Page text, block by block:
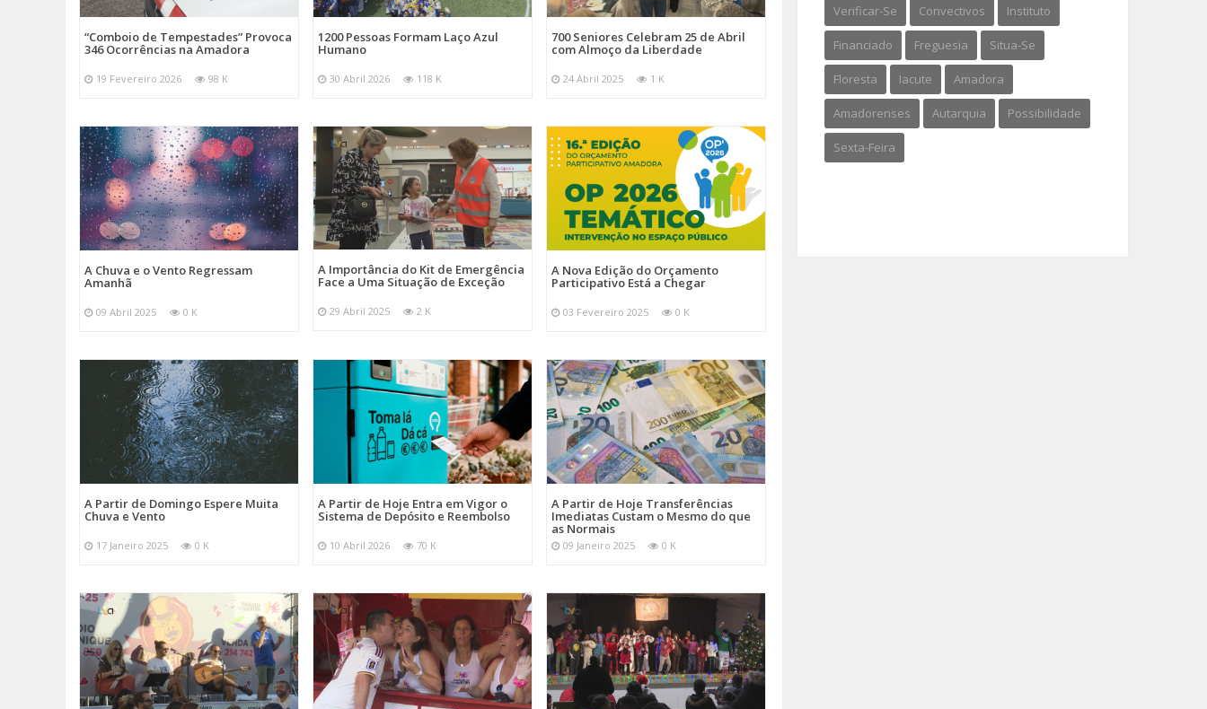
“Comboio de Tempestades” Provoca
346 Ocorrências na Amadora
19 Fevereiro 2026 98 K
1200 Pessoas Formam Laço Azul
Humano
30 Abril 2026 118 K
700 Seniores Celebram 25 de Abril
com Almoço da Liberdade
24 Abril 2025 1 K
A Chuva e o Vento Regressam
Amanhã
09 Abril 2025 0 K
A Importância do Kit de Emergência
Face a Uma Situação de Exceção
29 Abril 2025 2 K
A Nova Edição do Orçamento
Participativo Está a Chegar
03 Fevereiro 2025 0 K
A Partir de Domingo Espere Muita
Chuva e Vento
17 Janeiro 2025 0 K
A Partir de Hoje Entra em Vigor o
Sistema de Depósito e Reembolso
10 Abril 2026 70 K
A Partir de Hoje Transferências
Imediatas Custam o Mesmo do que
as Normais
09 Janeiro 2025 0 K
Verificar-Se Convectivos Instituto
Financiado Freguesia Situa-Se
Floresta Iacute Amadora
Amadorenses Autarquia Possibilidade
Sexta-Feira